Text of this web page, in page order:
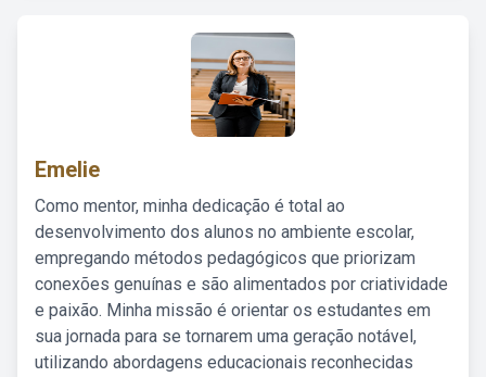
Emelie
Como mentor, minha dedicação é total ao
desenvolvimento dos alunos no ambiente escolar,
empregando métodos pedagógicos que priorizam
conexões genuínas e são alimentados por criatividade
e paixão. Minha missão é orientar os estudantes em
sua jornada para se tornarem uma geração notável,
utilizando abordagens educacionais reconhecidas